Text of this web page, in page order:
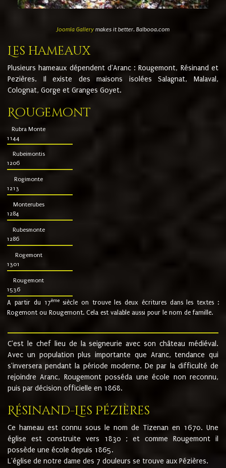
Joomla Gallerymakes it better. Balbooa.com
Les hameaux
Plusieurs hameaux dépendent d'Aranc : Rougemont, Résinand et
Pezières. Il existe des maisons isolées Salagnat, Malaval,
Colognat, Gorge et Granges Goyet.
Rougemont
Rubra Monte
1144
Rubeimontis
1206
Rogimonte
1213
Monterubes
1284
Rubesmonte
1286
Rogemont
1301
Rougemont
1536
A partir du 17ème siècle on trouve les deux écritures dans les textes :
Rogemont ou Rougemont. Cela est valable aussi pour le nom de famille.
C'est le chef lieu de la seigneurie avec son château médiéval.
Avec un population plus importante que Aranc, tendance qui
s'inversera pendant la période moderne. De par la difficulté de
rejoindre Aranc, Rougemont posséda une école non reconnu,
puis par décision officielle en 1868.
Résinand-Les Pézières
Ce hameau est connu sous le nom de Tizenan en 1670. Une
église est construite vers 1830 ; et comme Rougemont il
possède une école depuis 1865.
L'église de notre dame des 7 douleurs se trouve aux Pézières.